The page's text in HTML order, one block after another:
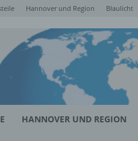
Hannover und Region Blaulicht
HANNOVER UND REGION